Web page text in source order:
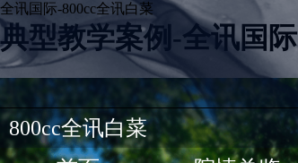
典型教学案例-全讯国际
全讯国际-800cc全讯白菜
800cc全讯白菜